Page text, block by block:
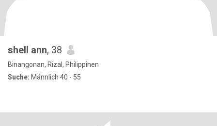
shell ann, 38
Binangonan, Rizal, Philippinen
Suche: Männlich 40 - 55